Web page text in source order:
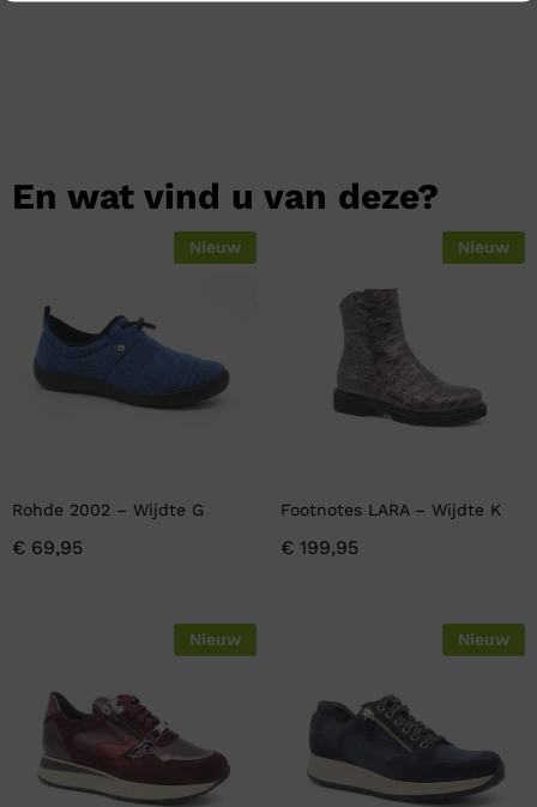
En wat vind u van deze?
Nieuw
Rohde 2002 – Wijdte G
€ 69,95
Nieuw
Footnotes LARA – Wijdte K
€ 199,95
Nieuw Nieuw